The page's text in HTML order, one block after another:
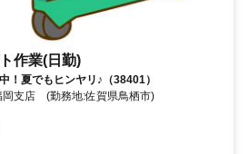
作業(日勤)
！夏でもヒンヤリ♪（38401）
支店 (勤務地:佐賀県鳥栖市)